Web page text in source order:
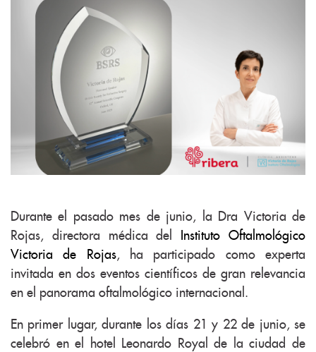
Durante el pasado mes de junio, la Dra Victoria de
Rojas, directora médica del Instituto Oftalmológico
Victoria de Rojas, ha participado como experta
invitada en dos eventos científicos de gran relevancia
en el panorama oftalmológico internacional.
En primer lugar, durante los días 21 y 22 de junio, se
celebró en el hotel Leonardo Royal de la ciudad de